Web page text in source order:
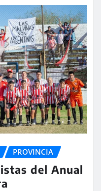
PROVINCIA
del Anual